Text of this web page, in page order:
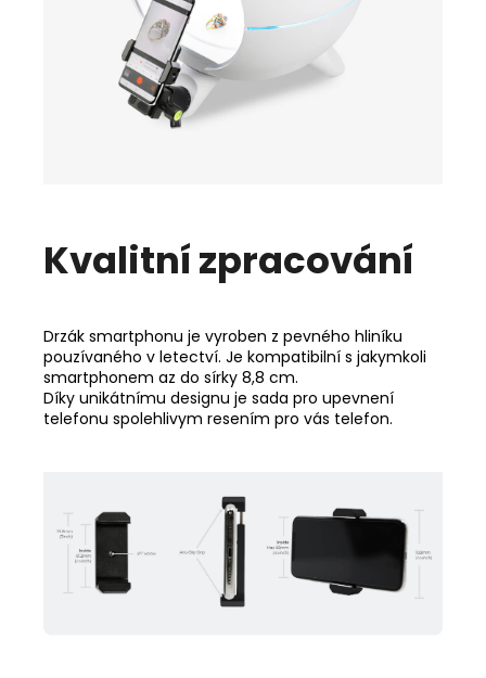
Kvalitní zpracování
Drzák smartphonu je vyroben z pevného hliníku
pouzívaného v letectví. Je kompatibilní s jakymkoli
smartphonem az do sírky 8,8 cm.
Díky unikátnímu designu je sada pro upevnení
telefonu spolehlivym resením pro vás telefon.